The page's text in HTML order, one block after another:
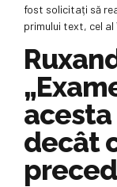
fost solicitați să
primului text, cel al
decât